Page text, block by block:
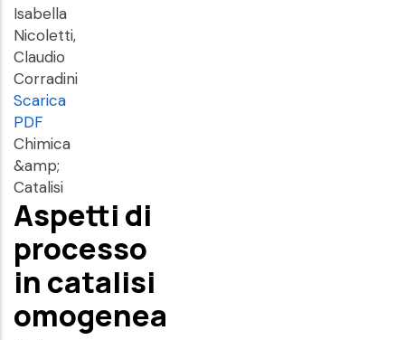
Isabella
Nicoletti,
Claudio
Corradini
Scarica
PDF
Chimica
&amp;
Catalisi
Aspetti di
processo
in catalisi
omogenea